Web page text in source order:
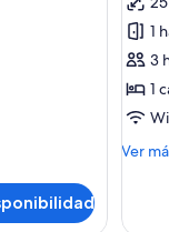
1
de
cama
1
3
1
Ver
Más